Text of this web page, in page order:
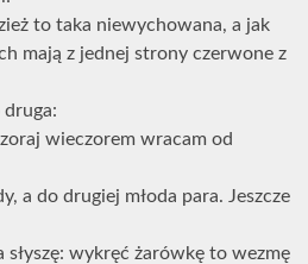
to taka niewychowana, a jak
mają z jednej strony czerwone z
druga:
wieczorem wracam od
a do drugiej młoda para. Jeszcze
słyszę: wykręć żarówkę to wezmę